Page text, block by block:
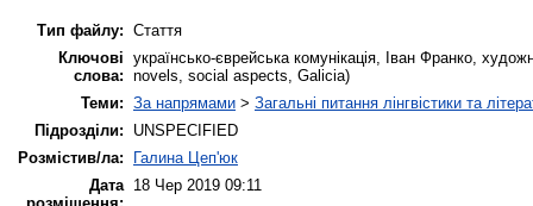
Тип файлу: Стаття
Ключові
слова:
українсько-єврейська комунікація, Іван Франко,
novels, social aspects, Galicia)
Теми: За напрямами > Загальні питання лінгвістики та
Підрозділи:
UNSPECIFIED
Розмістив/ла:
Галина Цеп'юк
Дата 18 Чер 2019 09:11